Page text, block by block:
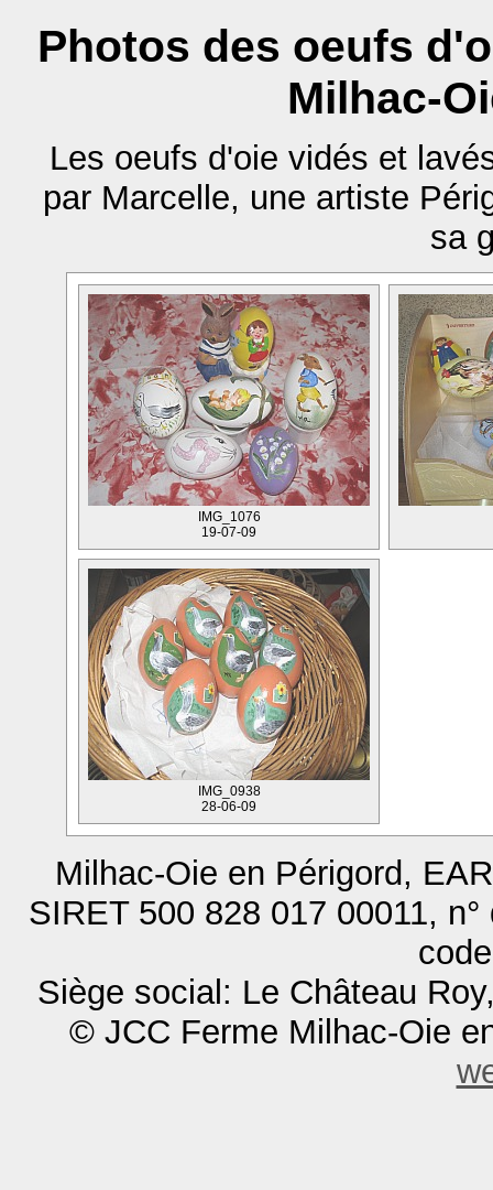
Photos des oeufs
Milhac-
Les oeufs d'oie vidés et
par Marcelle, une artiste
sa
IMG_1076
19-07-09
IMG_0938
28-06-09
Milhac-Oie en Périgord,
SIRET 500 828 017 00011,
Siège social: Le Château
© JCC Ferme Milhac-Oie